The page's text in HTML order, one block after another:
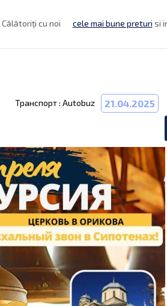
Călătoriți cu noi cele mai bune preturi si
Транспорт : Autobuz 21.04.2025